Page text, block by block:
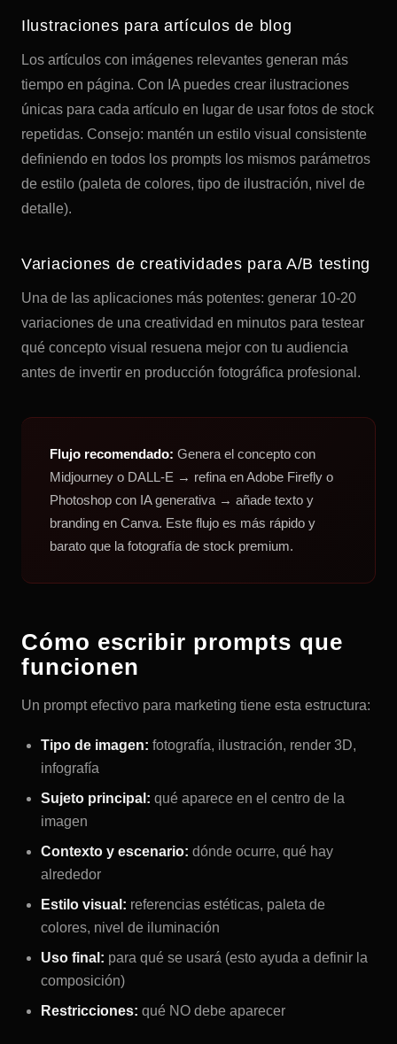
Ilustraciones para artículos de blog
Los artículos con imágenes relevantes generan más
tiempo en página. Con IA puedes crear ilustraciones
únicas para cada artículo en lugar de usar fotos de stock
repetidas. Consejo: mantén un estilo visual consistente
definiendo en todos los prompts los mismos parámetros
de estilo (paleta de colores, tipo de ilustración, nivel de
detalle).
Variaciones de creatividades para A/B testing
Una de las aplicaciones más potentes: generar 10-20
variaciones de una creatividad en minutos para testear
qué concepto visual resuena mejor con tu audiencia
antes de invertir en producción fotográfica profesional.
Flujo recomendado: Genera el concepto con
Midjourney o DALL-E → refina en Adobe Firefly o
Photoshop con IA generativa → añade texto y
branding en Canva. Este flujo es más rápido y
barato que la fotografía de stock premium.
Cómo escribir prompts que
funcionen
Un prompt efectivo para marketing tiene esta estructura:
Tipo de imagen: fotografía, ilustración, render 3D,
infografía
Sujeto principal: qué aparece en el centro de la
imagen
Contexto y escenario: dónde ocurre, qué hay
alrededor
Estilo visual: referencias estéticas, paleta de
colores, nivel de iluminación
Uso final: para qué se usará (esto ayuda a definir la
composición)
Restricciones: qué NO debe aparecer